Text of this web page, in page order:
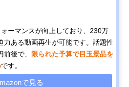
ーマンスが向上しており、230万
力ある動画再生が可能です。話題性
後で、 限られた予算で目玉景品を
です。
で見る